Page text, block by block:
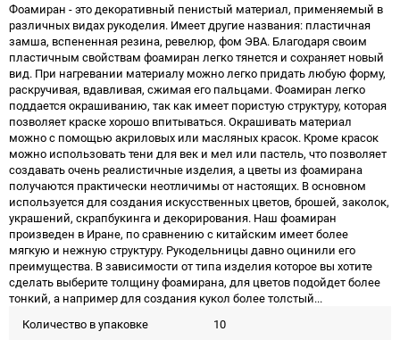
Фоамиран - это декоративный пенистый материал, применяемый в
различных видах рукоделия. Имеет другие названия: пластичная
замша, вспененная резина, ревелюр, фом ЭВА. Благодаря своим
пластичным свойствам фоамиран легко тянется и сохраняет новый
вид. При нагревании материалу можно легко придать любую форму,
раскручивая, вдавливая, сжимая его пальцами. Фоамиран легко
поддается окрашиванию, так как имеет пористую структуру, которая
позволяет краске хорошо впитываться. Окрашивать материал
можно с помощью акриловых или масляных красок. Кроме красок
можно использовать тени для век и мел или пастель, что позволяет
создавать очень реалистичные изделия, а цветы из фоамирана
получаются практически неотличимы от настоящих. В основном
используется для создания искусственных цветов, брошей, заколок,
украшений, скрапбукинга и декорирования. Наш фоамиран
произведен в Иране, по сравнению с китайским имеет более
мягкую и нежную структуру. Рукодельницы давно оцинили его
преимущества. В зависимости от типа изделия которое вы хотите
сделать выберите толщину фоамирана, для цветов подойдет более
тонкий, а например для создания кукол более толстый...
Количество в упаковке
10